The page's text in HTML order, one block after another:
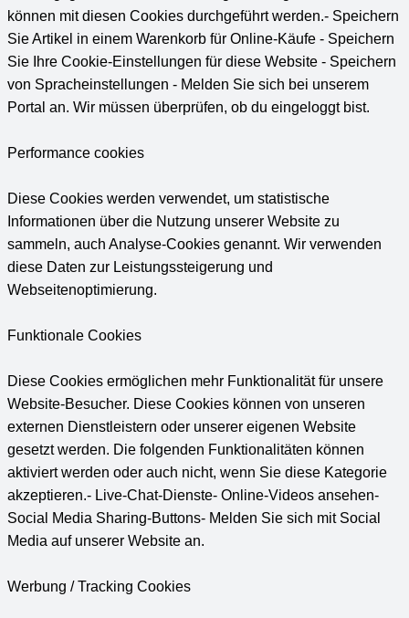
können mit diesen Cookies durchgeführt werden.- Speichern
Sie Artikel in einem Warenkorb für Online-Käufe - Speichern
Sie Ihre Cookie-Einstellungen für diese Website - Speichern
von Spracheinstellungen - Melden Sie sich bei unserem
Portal an. Wir müssen überprüfen, ob du eingeloggt bist.
Performance cookies
Diese Cookies werden verwendet, um statistische
Informationen über die Nutzung unserer Website zu
sammeln, auch Analyse-Cookies genannt. Wir verwenden
diese Daten zur Leistungssteigerung und
Webseitenoptimierung.
Funktionale Cookies
Diese Cookies ermöglichen mehr Funktionalität für unsere
Website-Besucher. Diese Cookies können von unseren
externen Dienstleistern oder unserer eigenen Website
gesetzt werden. Die folgenden Funktionalitäten können
aktiviert werden oder auch nicht, wenn Sie diese Kategorie
akzeptieren.- Live-Chat-Dienste- Online-Videos ansehen-
Social Media Sharing-Buttons- Melden Sie sich mit Social
Media auf unserer Website an.
Werbung / Tracking Cookies